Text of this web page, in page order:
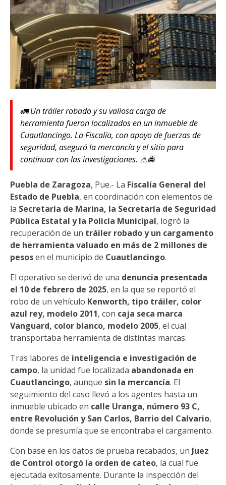
🚛 Un tráiler robado y su valiosa carga de
herramienta fueron localizados en un inmueble de
Cuautlancingo. La Fiscalía, con apoyo de fuerzas de
seguridad, aseguró la mercancía y el sitio para
continuar con las investigaciones. ⚠️🚔
Puebla de Zaragoza, Pue.- La Fiscalía General del
Estado de Puebla, en coordinación con elementos de
la Secretaría de Marina, la Secretaría de Seguridad
Pública Estatal y la Policía Municipal, logró la
recuperación de un tráiler robado y un cargamento
de herramienta valuado en más de 2 millones de
pesosen el municipio de Cuautlancingo.
El operativo se derivó de una denuncia presentada
el 10 de febrero de 2025, en la que se reportó el
robo de un vehículo Kenworth, tipo tráiler, color
azul rey, modelo 2011, con caja seca marca
Vanguard, color blanco, modelo 2005, el cual
transportaba herramienta de distintas marcas.
Tras labores de inteligencia e investigación de
campo, la unidad fue localizada abandonada en
Cuautlancingo, aunque sin la mercancía. El
seguimiento del caso llevó a los agentes hasta un
inmueble ubicado en calle Uranga, número 93 C,
entre Revolución y San Carlos, Barrio del Calvario,
donde se presumía que se encontraba el cargamento.
Con base en los datos de prueba recabados, un Juez
de Control otorgó la orden de cateo, la cual fue
ejecutada exitosamente. Durante la inspección del